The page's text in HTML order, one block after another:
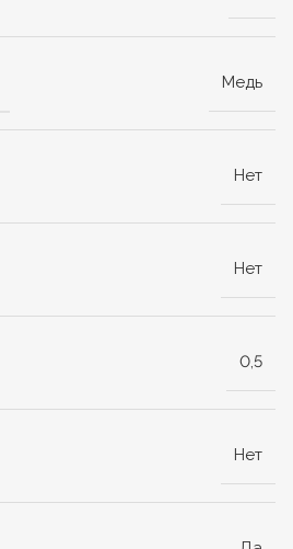
Медь
Нет
Нет
0,5
Нет